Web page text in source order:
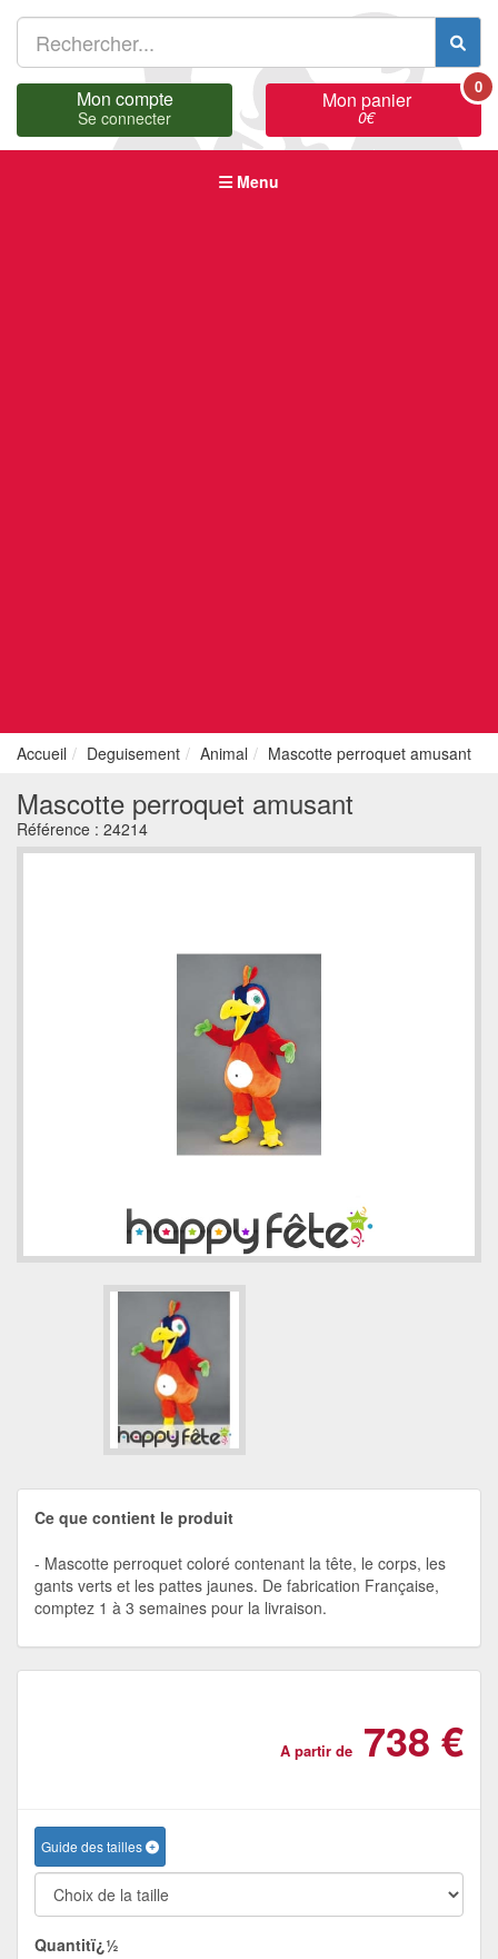
Mon compte
Se connecter
Mon panier
0€
0
Menu
Accueil Deguisement Animal Mascotte perroquet amusant
Mascotte perroquet amusant
Référence : 24214
Ce que contient le produit
Mascotte perroquet coloré contenant la tête, le corps, les
gants verts et les pattes jaunes. De fabrication Française,
comptez 1 à 3 semaines pour la livraison.
A partir de 738 €
Guide des tailles
Quantitï¿½